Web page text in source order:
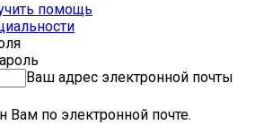
помощь
Ваш адрес электронной почты
Вам по электронной почте.